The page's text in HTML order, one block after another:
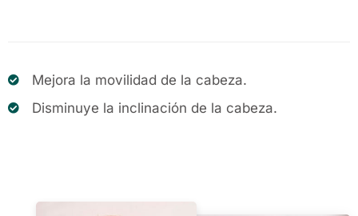
Mejora la movilidad de la cabeza.
Disminuye la inclinación de la cabeza.